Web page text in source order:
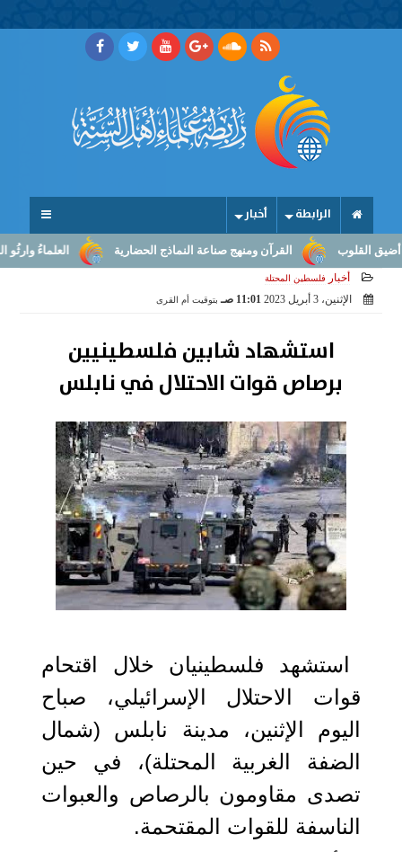
الرابطة أخبار
العلماءُ وارثُو القرآن ومنهج صناعة النماذج الحضارية
أخبار فلسطين المحتلة
الإثنين، 3 أبريل 2023 11:01 صـ بتوقيت أم القرى
استشهاد شابين فلسطينيين
برصاص قوات الاحتلال في نابلس
استشهد فلسطينيان خلال اقتحام
قوات الاحتلال الإسرائيلي، صباح
اليوم الإثنين، مدينة نابلس (شمال
الضفة الغربية المحتلة)، في حين
تصدى مقاومون بالرصاص والعبوات
الناسفة للقوات المقتحمة.